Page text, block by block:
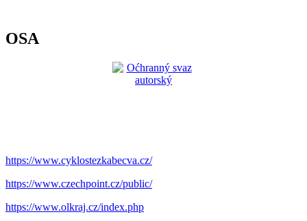
OSA
https://www.cyklostezkabecva.cz/
https://www.czechpoint.cz/public/
https://www.olkraj.cz/index.php